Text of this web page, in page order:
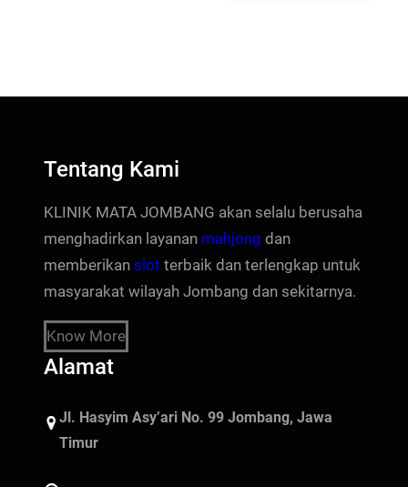
Tentang Kami
KLINIK MATA JOMBANG akan selalu berusaha
menghadirkan layanan mahjong dan
memberikan slot terbaik dan terlengkap untuk
masyarakat wilayah Jombang dan sekitarnya.
Know More
Alamat
Jl. Hasyim Asy’ari No. 99 Jombang, Jawa
Timur